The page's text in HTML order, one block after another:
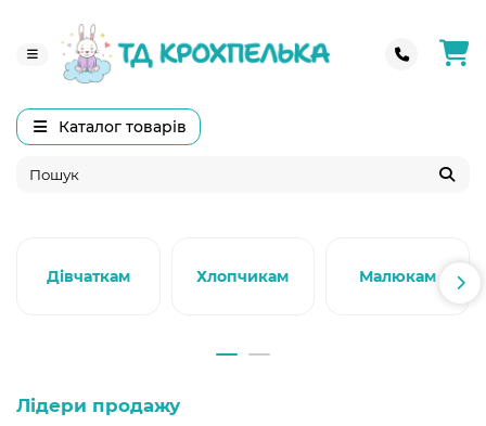
Каталог товарів
Дівчаткам Хлопчикам Малюкам
Лідери продажу